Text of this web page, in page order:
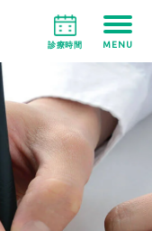
診療時間 MENU